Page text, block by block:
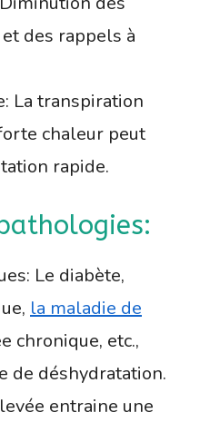
des rappels à
La transpiration
chaleur peut
rapide.
Le diabète,
la maladie de
chronique, etc.,
de déshydratation.
entraine une